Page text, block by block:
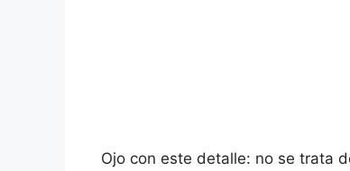
Ojo con este detalle: no se trata